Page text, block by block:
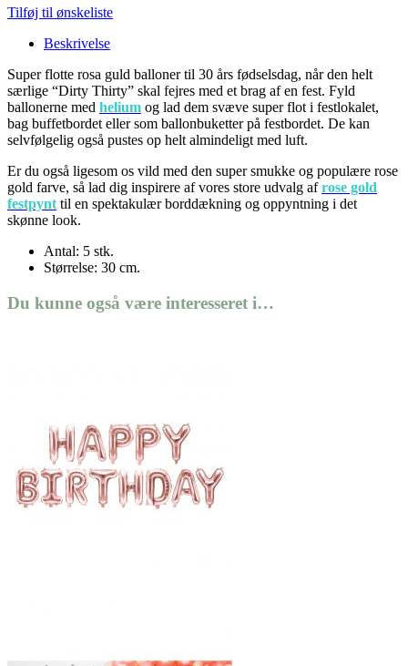
Tilføj til ønskeliste
Beskrivelse
Super flotte rosa guld balloner til 30 års fødselsdag, når den helt
særlige “Dirty Thirty” skal fejres med et brag af en fest. Fyld
ballonerne med helium og lad dem svæve super flot i festlokalet,
bag buffetbordet eller som ballonbuketter på festbordet. De kan
selvfølgelig også pustes op helt almindeligt med luft.
Er du også ligesom os vild med den super smukke og populære rose
gold farve, så lad dig inspirere af vores store udvalg afrose gold
festpynt til en spektakulær borddækning og oppyntning i det
skønne look.
Antal: 5 stk.
Størrelse: 30 cm.
Du kunne også være interesseret i…